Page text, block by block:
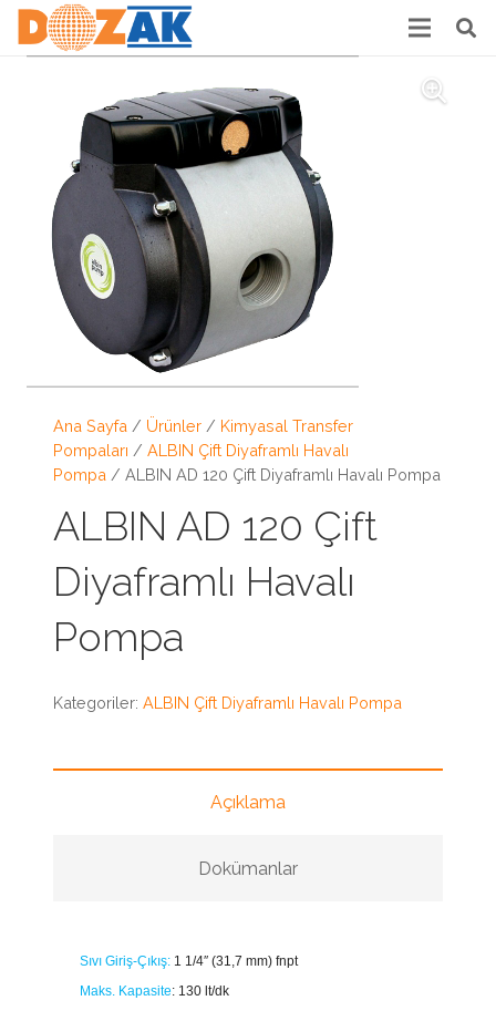
Ana Sayfa / Ürünler / Kimyasal Transfer
Pompaları / ALBIN Çift Diyaframlı Havalı
Pompa / ALBIN AD 120 Çift Diyaframlı Havalı Pompa
ALBIN AD 120 Çift
Diyaframlı Havalı
Pompa
Kategoriler: ALBIN Çift Diyaframlı Havalı Pompa
Açıklama
Dokümanlar
Sıvı Giriş-Çıkış: 1 1/4″ (31,7 mm) fnpt
Maks. Kapasite: 130 lt/dk